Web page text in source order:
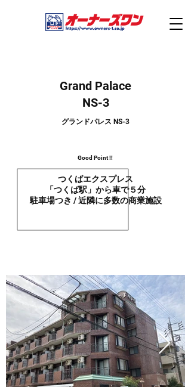
Grand Palace
NS-3
グランドパレス NS-3
Good Point !!
つくばエクスプレス
「つくば駅」から車で５分
駐車場つき / 近隣に多数の商業施設